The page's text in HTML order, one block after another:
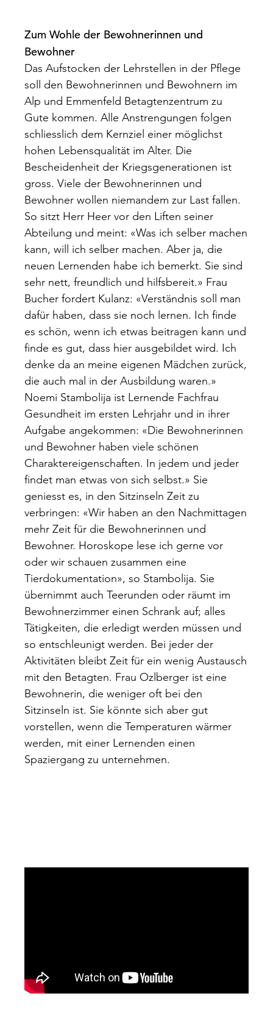
Zum Wohle der Bewohnerinnen und
Bewohner
Das Aufstocken der Lehrstellen in der Pflege
soll den Bewohnerinnen und Bewohnern im
Alp und Emmenfeld Betagtenzentrum zu
Gute kommen. Alle Anstrengungen folgen
schliesslich dem Kernziel einer möglichst
hohen Lebensqualität im Alter. Die
Bescheidenheit der Kriegsgenerationen ist
gross. Viele der Bewohnerinnen und
Bewohner wollen niemandem zur Last fallen.
So sitzt Herr Heer vor den Liften seiner
Abteilung und meint: «Was ich selber machen
kann, will ich selber machen. Aber ja, die
neuen Lernenden habe ich bemerkt. Sie sind
sehr nett, freundlich und hilfsbereit.» Frau
Bucher fordert Kulanz: «Verständnis soll man
dafür haben, dass sie noch lernen. Ich finde
es schön, wenn ich etwas beitragen kann und
finde es gut, dass hier ausgebildet wird. Ich
denke da an meine eigenen Mädchen zurück,
die auch mal in der Ausbildung waren.»
Noemi Stambolija ist Lernende Fachfrau
Gesundheit im ersten Lehrjahr und in ihrer
Aufgabe angekommen: «Die Bewohnerinnen
und Bewohner haben viele schönen
Charaktereigenschaften. In jedem und jeder
findet man etwas von sich selbst.» Sie
geniesst es, in den Sitzinseln Zeit zu
verbringen: «Wir haben an den Nachmittagen
mehr Zeit für die Bewohnerinnen und
Bewohner. Horoskope lese ich gerne vor
oder wir schauen zusammen eine
Tierdokumentation», so Stambolija. Sie
übernimmt auch Teerunden oder räumt im
Bewohnerzimmer einen Schrank auf; alles
Tätigkeiten, die erledigt werden müssen und
so entschleunigt werden. Bei jeder der
Aktivitäten bleibt Zeit für ein wenig Austausch
mit den Betagten. Frau Ozlberger ist eine
Bewohnerin, die weniger oft bei den
Sitzinseln ist. Sie könnte sich aber gut
vorstellen, wenn die Temperaturen wärmer
werden, mit einer Lernenden einen
Spaziergang zu unternehmen.